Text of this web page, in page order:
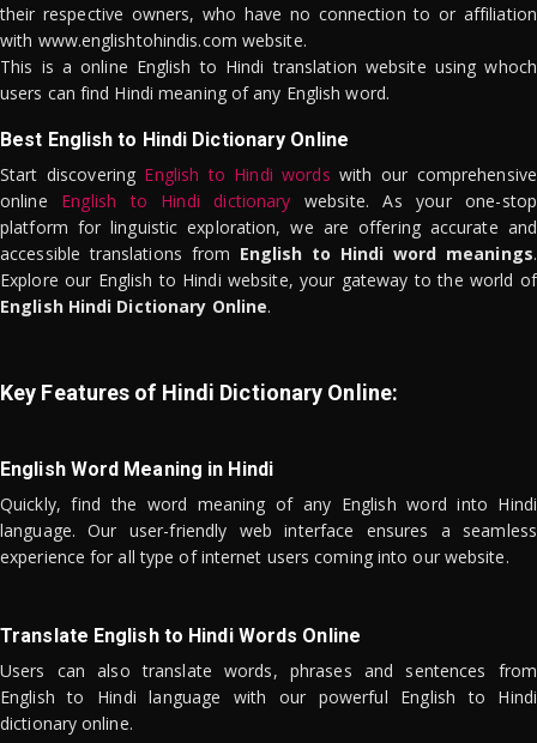
their respective owners, who have no connection to or affiliation
with www.englishtohindis.com website.
This is a online English to Hindi translation website using whoch
users can find Hindi meaning of any English word.
Best English to Hindi Dictionary Online
Start discovering English to Hindi words with our comprehensive
online English to Hindi dictionary website. As your one-stop
platform for linguistic exploration, we are offering accurate and
accessible translations from English to Hindi word meanings.
Explore our English to Hindi website, your gateway to the world of
English Hindi Dictionary Online.
Key Features of Hindi Dictionary Online:
English Word Meaning in Hindi
Quickly, find the word meaning of any English word into Hindi
language. Our user-friendly web interface ensures a seamless
experience for all type of internet users coming into our website.
Translate English to Hindi Words Online
Users can also translate words, phrases and sentences from
English to Hindi language with our powerful English to Hindi
dictionary online.